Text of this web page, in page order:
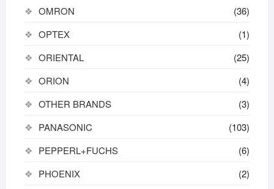
OMRON
(36)
OPTEX
(1)
ORIENTAL
(25)
ORION
(4)
OTHER BRANDS
(3)
PANASONIC
(103)
PEPPERL+FUCHS
(6)
PHOENIX
(2)